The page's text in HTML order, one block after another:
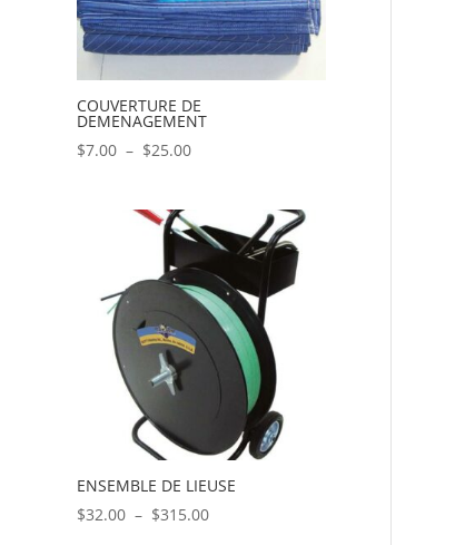
COUVERTURE DE
DEMENAGEMENT
$7.00 – $25.00Plage
$7.00
$25.00
ENSEMBLE DE LIEUSE
$32.00 – $315.00Plage